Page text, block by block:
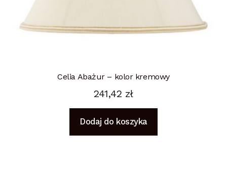
Celia Abażur – kolor kremowy
241,42 zł
Dodaj do koszyka